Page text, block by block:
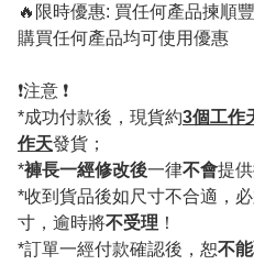
🔥限時優惠: 買任何產品揀順
購買任何產品均可使用優惠
❗️注意 ❗️
*成功付款後，現貨約3個工作
作天發貨；
*褲長一經修改後一律不會提
*收到貨品後如尺寸不合適，
寸，逾時將不受理 ！
*訂單一經付款確認後，恕不